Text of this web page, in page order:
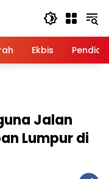
Ekbis
Jalan
Lumpur di